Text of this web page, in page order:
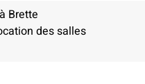
Brette
des salles